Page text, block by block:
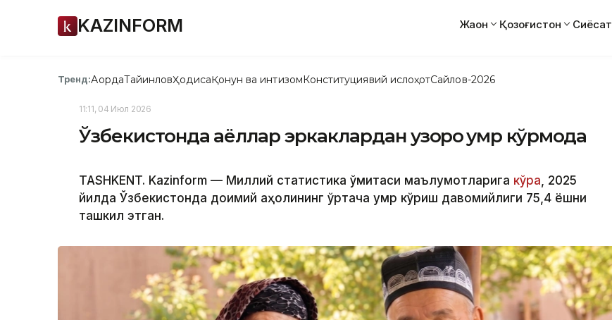
KAZINFORM Жаҳон Қозоғистон Сиёсат
Тренд:АқордаТайинловҲодисаҚонун ва интизомКонституциявий ислоҳотСайлов-2026
11:11, 04 Июл 2026
Ўзбекистонда аёллар эркаклардан узоқроқ умр кўрмоқда
TASHKENT. Kazinform — Миллий статистика қўмитаси маълумотларига кўра, 2025
йилда Ўзбекистонда доимий аҳолининг ўртача умр кўриш давомийлиги 75,4 ёшни
ташкил этган.